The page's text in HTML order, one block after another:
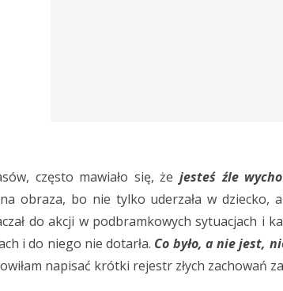
często mawiało się, że jesteś źle
obraza, bo nie tylko uderzała w dziecko,
do akcji w podbramkowych sytuacjach i
i do niego nie dotarła. Co było, a nie jest,
napisać krótki rejestr złych zachowań